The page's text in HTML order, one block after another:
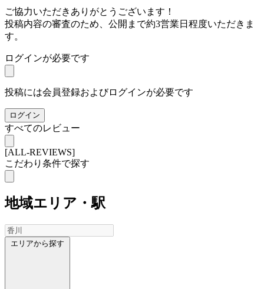
ご協力いただきありがとうございます！
投稿内容の審査のため、公開まで約3営業日程度いただきま
す。
ログインが必要です
投稿には会員登録およびログインが必要です
ログイン
すべてのレビュー
[ALL-REVIEWS]
こだわり条件で探す
地域エリア・駅
エリアから探す